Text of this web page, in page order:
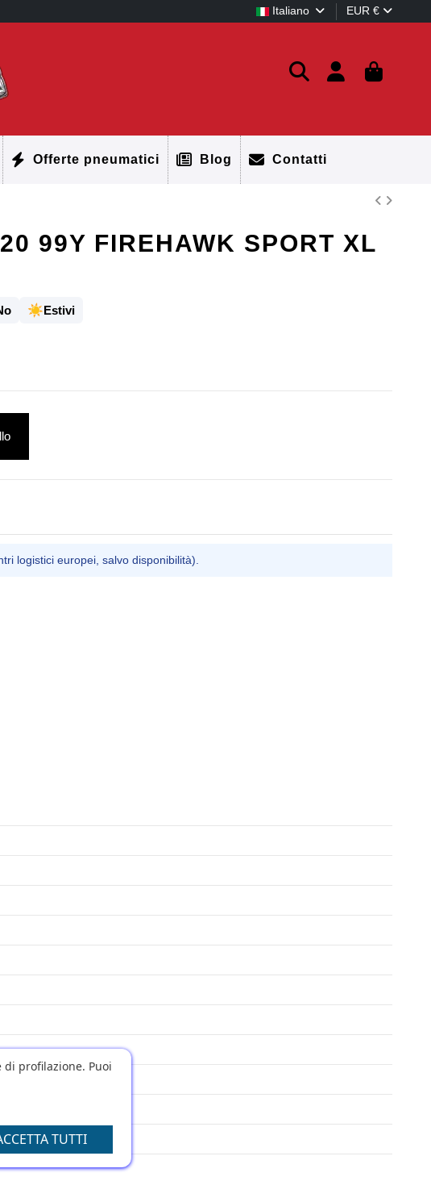
Italiano EUR €
Offerte pneumatici Blog Contatti
99Y FIREHAWK SPORT XL
☀️Estivi
logistici europei, salvo disponibilità).
di profilazione. Puoi
TUTTI